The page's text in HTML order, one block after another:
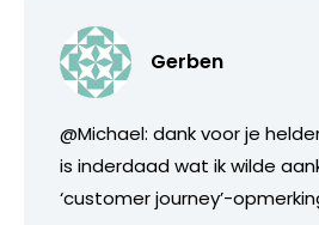
Gerben
@Michael: dank voor je
is inderdaad wat ik wilde
‘customer journey’-